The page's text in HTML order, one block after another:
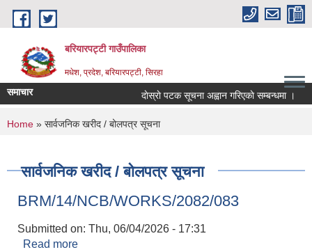
Skip to main content
बरियारपट्टी गाउँपालिका
मधेश, प्रदेश, बरियारपट्टी, सिरहा
समाचार दाेस्राे पटक सूचना अह्वान गरिएकाे सम्बन्धमा ।
You are here
Home » सार्वजनिक खरीद / बोलपत्र सूचना
सार्वजनिक खरीद / बोलपत्र सूचना
BRM/14/NCB/WORKS/2082/083
Submitted on: Thu, 06/04/2026 - 17:31
Read more